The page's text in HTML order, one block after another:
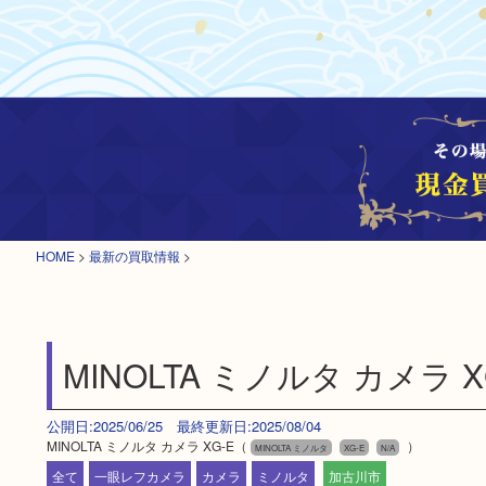
HOME > 最新の買取情報 >
MINOLTA ミノルタ カメラ
公開日:2025/06/25 最終更新日:2025/08/04
MINOLTA ミノルタ カメラ XG-E（ MINOLTA ミノルタ XG-E N/A
）
全て
一眼レフカメラ カメラ ミノルタ 加古川市